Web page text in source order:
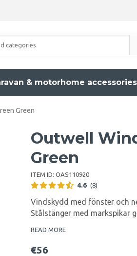
& motorhome accessories
Green
Outwell
Green
ITEM ID: OAS110920
4.6 (8)
Vindskydd med fönster och
Stålstänger med markspikar
READ MORE
€56